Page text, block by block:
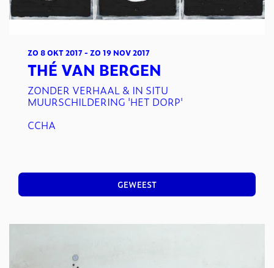
THÉ VAN BERGEN
ZONDER VERHAAL & IN SITU
MUURSCHILDERING 'HET DORP'
ZO 8 OKT 2017- ZO 19 NOV 2017
CCHA
GEWEEST